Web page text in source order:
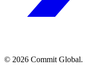
© 2026 Commit Global.